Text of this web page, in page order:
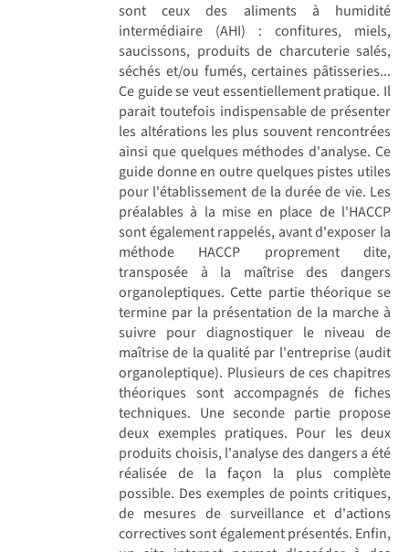
sont ceux des aliments à humidité
intermédiaire (AHI) : confitures, miels,
saucissons, produits de charcuterie salés,
séchés et/ou fumés, certaines pâtisseries...
Ce guide se veut essentiellement pratique. Il
parait toutefois indispensable de présenter
les altérations les plus souvent rencontrées
ainsi que quelques méthodes d'analyse. Ce
guide donne en outre quelques pistes utiles
pour l'établissement de la durée de vie. Les
préalables à la mise en place de l'HACCP
sont également rappelés, avant d'exposer la
méthode HACCP proprement dite,
transposée à la maîtrise des dangers
organoleptiques. Cette partie théorique se
termine par la présentation de la marche à
suivre pour diagnostiquer le niveau de
maîtrise de la qualité par l'entreprise (audit
organoleptique). Plusieurs de ces chapitres
théoriques sont accompagnés de fiches
techniques. Une seconde partie propose
deux exemples pratiques. Pour les deux
produits choisis, l'analyse des dangers a été
réalisée de la façon la plus complète
possible. Des exemples de points critiques,
de mesures de surveillance et d'actions
correctives sont également présentés. Enfin,